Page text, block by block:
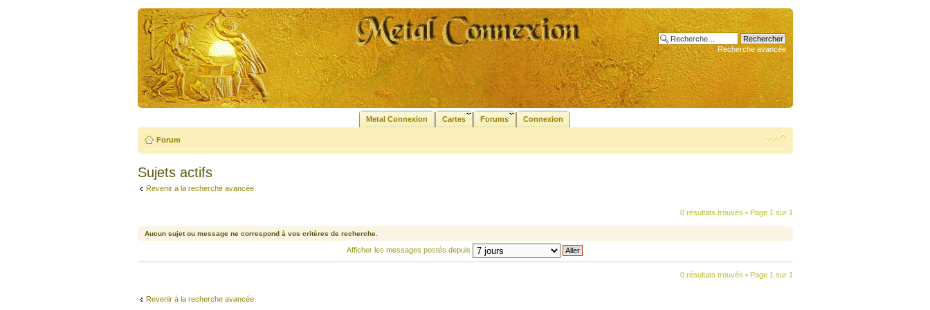
Recherche avancée
Metal Connexion Cartes Forums Connexion
Forum
Sujets actifs
Revenir à la recherche avancée
0 résultats trouvés • Page 1 sur 1
Aucun sujet ou message ne correspond à vos critères de recherche.
Afficher les messages postés depuis
0 résultats trouvés • Page 1 sur 1
Revenir à la recherche avancée